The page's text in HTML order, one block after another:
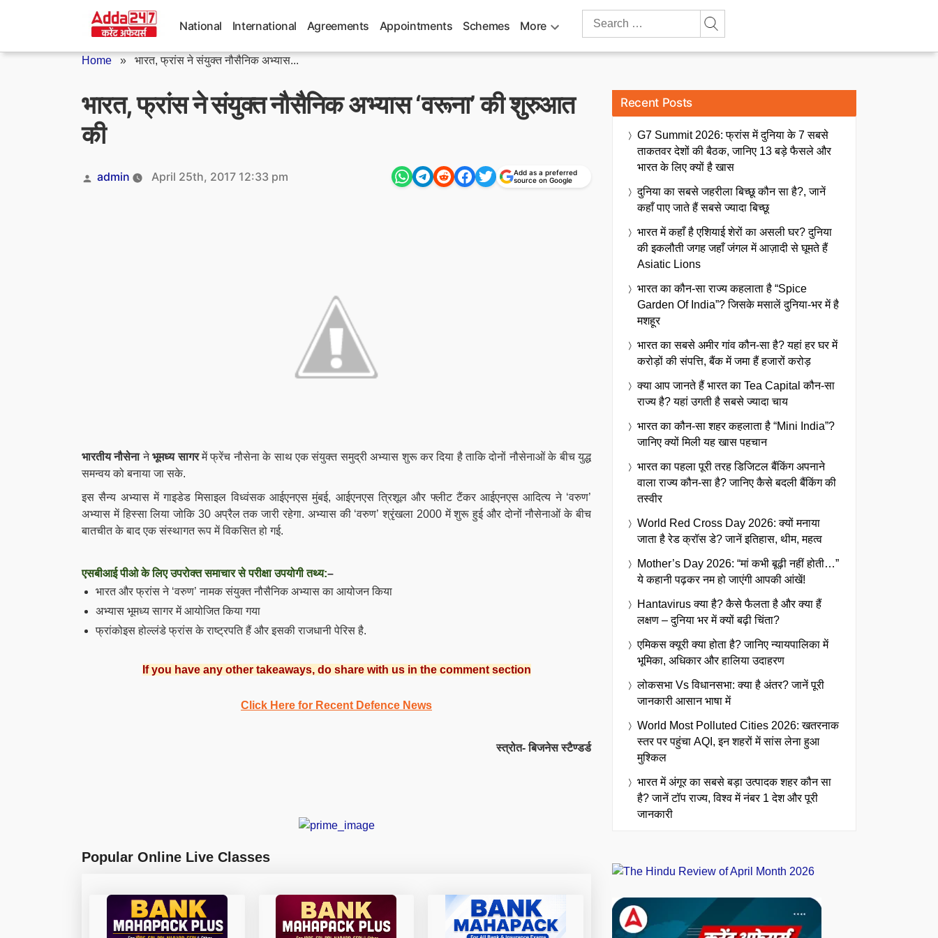
National International Agreements Appointments Schemes More
Search
Home » भारत, फ्रांस ने संयुक्त नौसैनिक अभ्यास...
भारत, फ्रांस ने संयुक्त नौसैनिक अभ्यास ‘वरूना’ की शुरुआत
की
Posted
admin April 25th, 2017 12:33 pm
Add as a preferred
source on Google
भारतीय नौसेनानेभूमध्य सागरमें फ्रेंच नौसेना के साथ एक संयुक्त समुद्री अभ्यास शुरू कर दिया है ताकि दोनों नौसेनाओं के बीच युद्ध
समन्वय को बनाया जा सके.
इस सैन्य अभ्यास में गाइडेडमिसाइल विध्वंसकआईएनएस मुंबई, आईएनएस त्रिशूल और फ्लीट टैंकर आईएनएस आदित्य ने ‘वरुण’
अभ्यास में हिस्सा लिया जोकि 30 अप्रैल तक जारी रहेगा. अभ्यास की ‘वरुण’ श्रृंखला 2000 में शुरू हुई और दोनों नौसेनाओं के बीच
बातचीत के बाद एक संस्थागत रूप में विकसित हो गई.
एसबीआई पीओ के लिए उपरोक्त समाचार से परीक्षा उपयोगी तथ्य:–
भारत और फ्रांस ने ‘वरुण’ नामक संयुक्त नौसैनिक अभ्यास का आयोजन किया
अभ्यास भूमध्य सागर में आयोजित किया गया
फ्रांकोइस होल्लंडे फ्रांस के राष्ट्रपति हैं और इसकी राजधानी पेरिस है.
If you have any other takeaways, do share with us in the comment section
Click Here for Recent Defence News
स्त्रोत- बिजनेस स्टैण्डर्ड
Popular Online Live Classes
Recent Posts
G7 Summit 2026: फ्रांस में दुनिया के 7 सबसे
ताकतवर देशों की बैठक, जानिए 13 बड़े फैसले और
भारत के लिए क्यों है खास
दुनिया का सबसे जहरीला बिच्छू कौन सा है?, जानें
कहाँ पाए जाते हैं सबसे ज्यादा बिच्छू
भारत में कहाँ है एशियाई शेरों का असली घर? दुनिया
की इकलौती जगह जहाँ जंगल में आज़ादी से घूमते हैं
Asiatic Lions
भारत का कौन-सा राज्य कहलाता है “Spice
Garden Of India”? जिसके मसालें दुनिया-भर में है
मशहूर
भारत का सबसे अमीर गांव कौन-सा है? यहां हर घर में
करोड़ों की संपत्ति, बैंक में जमा हैं हजारों करोड़
क्या आप जानते हैं भारत का Tea Capital कौन-सा
राज्य है? यहां उगती है सबसे ज्यादा चाय
भारत का कौन-सा शहर कहलाता है “Mini India”?
जानिए क्यों मिली यह खास पहचान
भारत का पहला पूरी तरह डिजिटल बैंकिंग अपनाने
वाला राज्य कौन-सा है? जानिए कैसे बदली बैंकिंग की
तस्वीर
World Red Cross Day 2026: क्यों मनाया
जाता है रेड क्रॉस डे? जानें इतिहास, थीम, महत्व
Mother’s Day 2026: “मां कभी बूढ़ी नहीं होती…”
ये कहानी पढ़कर नम हो जाएंगी आपकी आंखें!
Hantavirus क्या है? कैसे फैलता है और क्या हैं
लक्षण – दुनिया भर में क्यों बढ़ी चिंता?
एमिकस क्यूरी क्या होता है? जानिए न्यायपालिका में
भूमिका, अधिकार और हालिया उदाहरण
लोकसभा Vs विधानसभा: क्या है अंतर? जानें पूरी
जानकारी आसान भाषा में
World Most Polluted Cities 2026: खतरनाक
स्तर पर पहुंचा AQI, इन शहरों में सांस लेना हुआ
मुश्किल
भारत में अंगूर का सबसे बड़ा उत्पादक शहर कौन सा
है? जानें टॉप राज्य, विश्व में नंबर 1 देश और पूरी
जानकारी